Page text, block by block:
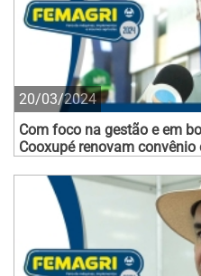
20/03/2024
Com foco na gestão e em
Cooxupé renovam